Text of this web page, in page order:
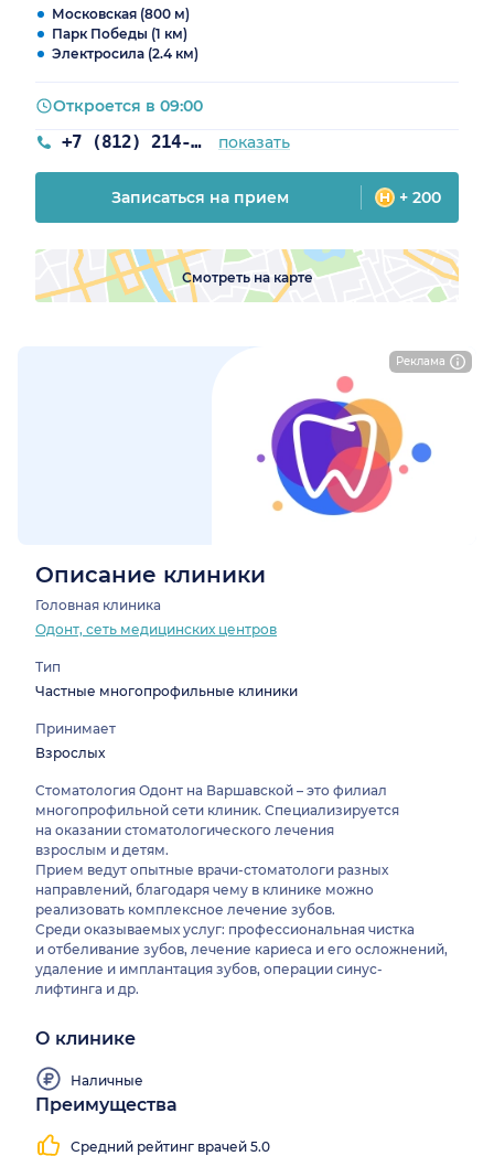
Реклама
Московская (800 м)
Парк Победы (1 км)
Электросила (2.4 км)
+7 (812) 214-70-82 показать
Откроется в 09:00
Записаться на прием + 200
Смотреть на карте
Описание клиники
Головная клиника
Одонт, сеть медицинских центров
Тип
Частные многопрофильные клиники
Принимает
Взрослых
Стоматология Одонт на Варшавской – это филиал
многопрофильной сети клиник. Специализируется
на оказании стоматологического лечения
взрослым и детям.
Прием ведут опытные врачи-стоматологи разных
направлений, благодаря чему в клинике можно
реализовать комплексное лечение зубов.
Среди оказываемых услуг: профессиональная чистка
и отбеливание зубов, лечение кариеса и его осложнений,
удаление и имплантация зубов, операции синус-
лифтинга и др.
О клинике
Наличные
Преимущества
Средний рейтинг врачей 5.0